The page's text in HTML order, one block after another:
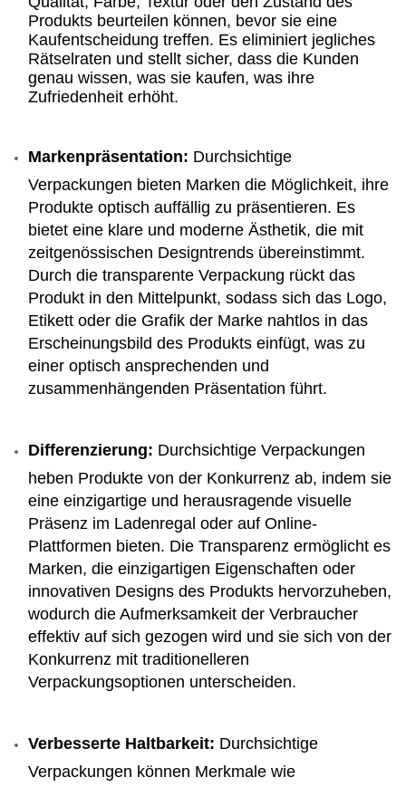
Produkts beurteilen können, bevor sie eine
Kaufentscheidung treffen. Es eliminiert jegliches
Rätselraten und stellt sicher, dass die Kunden
genau wissen, was sie kaufen, was ihre
Zufriedenheit erhöht.
Markenpräsentation: Durchsichtige
Verpackungen bieten Marken die Möglichkeit, ihre
Produkte optisch auffällig zu präsentieren. Es
bietet eine klare und moderne Ästhetik, die mit
zeitgenössischen Designtrends übereinstimmt.
Durch die transparente Verpackung rückt das
Produkt in den Mittelpunkt, sodass sich das Logo,
Etikett oder die Grafik der Marke nahtlos in das
Erscheinungsbild des Produkts einfügt, was zu
einer optisch ansprechenden und
zusammenhängenden Präsentation führt.
Differenzierung: Durchsichtige Verpackungen
heben Produkte von der Konkurrenz ab, indem sie
eine einzigartige und herausragende visuelle
Präsenz im Ladenregal oder auf Online-
Plattformen bieten. Die Transparenz ermöglicht es
Marken, die einzigartigen Eigenschaften oder
innovativen Designs des Produkts hervorzuheben,
wodurch die Aufmerksamkeit der Verbraucher
effektiv auf sich gezogen wird und sie sich von der
Konkurrenz mit traditionelleren
Verpackungsoptionen unterscheiden.
Verbesserte Haltbarkeit: Durchsichtige
Verpackungen können Merkmale wie